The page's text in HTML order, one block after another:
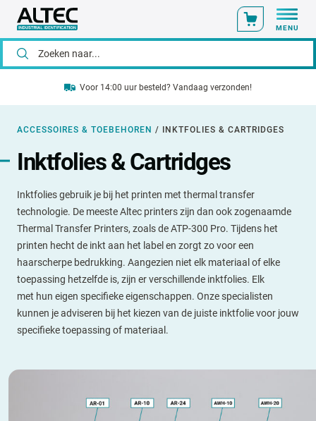
MENU
Voor 14:00 uur besteld? Vandaag verzonden!
ACCESSOIRES & TOEBEHOREN / INKTFOLIES & CARTRIDGES
Inktfolies & Cartridges
Inktfolies gebruik je bij het printen met thermal transfer
technologie. De meeste Altec printers zijn dan ook zogenaamde
Thermal Transfer Printers, zoals de ATP-300 Pro. Tijdens het
printen hecht de inkt aan het label en zorgt zo voor een
haarscherpe bedrukking. Aangezien niet elk materiaal of elke
toepassing hetzelfde is, zijn er verschillende inktfolies. Elk
met hun eigen specifieke eigenschappen. Onze specialisten
kunnen je adviseren bij het kiezen van de juiste inktfolie voor jouw
specifieke toepassing of materiaal.